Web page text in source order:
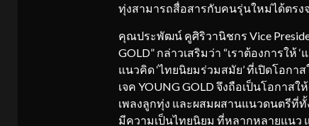
ทุ่งสามารถสื่อสารกับคนรุ่นใหม่ได้ตรง
คุณประพัฒน์ คูศิริวานิชกร Vice
GOLD” กล่าวเสริมว่า “เราต้องการใ
แนวคิด ‘ไทยนิยมร่วมสมัย’ ที่เปิดโอกา
เจค YOUNG GOLD จึงถือเป็นโอกา
เพลงลูกทุ่ง และผสมผสานแนวดนตรีที่
มีความเป็นไทยนิยม ที่หลากหลายแนว